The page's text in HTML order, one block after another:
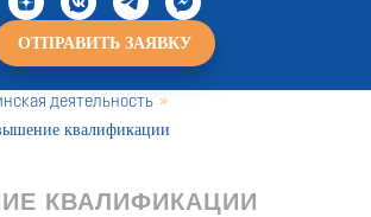
ОТПРАВИТЬ ЗАЯВКУ
деятельность »
квалификации
КВАЛИФИКАЦИИ